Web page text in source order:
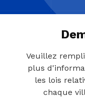
Veuillez
plus
les lois
chaque